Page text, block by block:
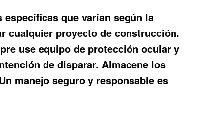
que varían según la
cualquier proyecto de construcción.
use equipo de protección ocular y
de disparar. Almacene los
manejo seguro y responsable es